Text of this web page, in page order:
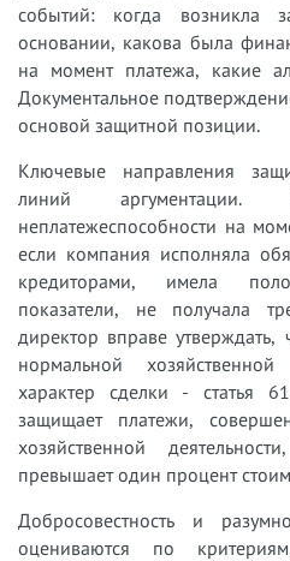
событий: когда возникла
основании, какова была
на момент платежа, какие
Документальное
основой защитной позиции.
Ключевые направления
линий аргументации.
неплатежеспособности на
если компания исполняла
кредиторами, имела
показатели, не получала
директор вправе утверждать,
нормальной
характер сделки - статья
защищает платежи,
хозяйственной
превышает один процент
Добросовестность и
оцениваются по